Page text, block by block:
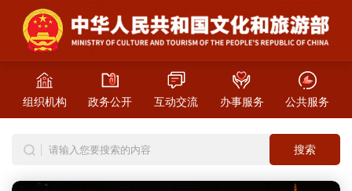
组织机构 政务公开 互动交流 办事服务 公共服务
搜索